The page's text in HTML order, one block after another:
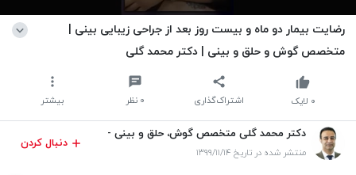
رضایت بیمار دو ماه و بیست روز بعد از جراحی زیبایی بینی |
متخصص گوش و حلق و بینی | دکتر محمد گلی
اشتراک‌گذاری ۰ نظر بیشتر ۰ لایک
دکتر محمد گلی متخصص گوش، حلق و بینی -
جراح پلاستیک بینی و صورت
منتشر شده در تاریخ ۱۳۹۹/۱۱/۱۴
دنبال کردن